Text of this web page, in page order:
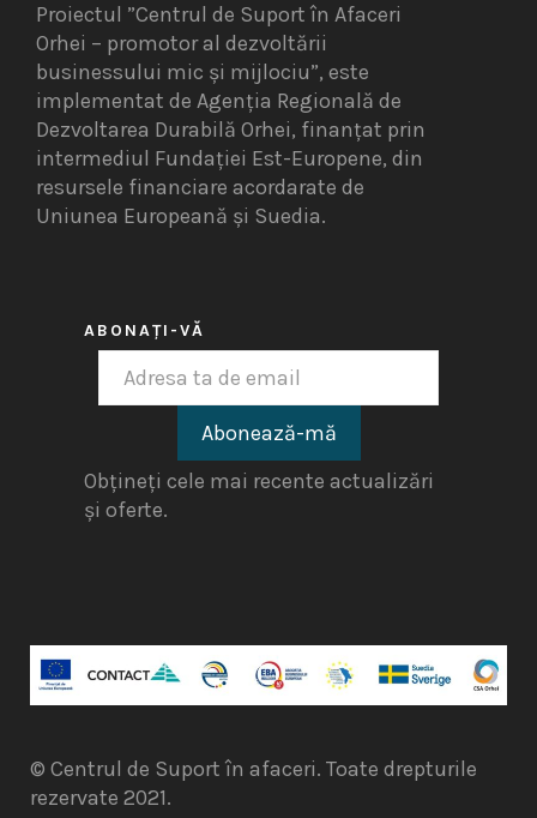
Proiectul ”Centrul de Suport în Afaceri
Orhei – promotor al dezvoltării
businessului mic și mijlociu”, este
implementat de Agenția Regională de
Dezvoltarea Durabilă Orhei, finanțat prin
intermediul Fundației Est-Europene, din
resursele financiare acordarate de
Uniunea Europeană și Suedia.
ABONAȚI-VĂ
Obțineți cele mai recente actualizări
și oferte.
© Centrul de Suport în afaceri. Toate drepturile
rezervate 2021.